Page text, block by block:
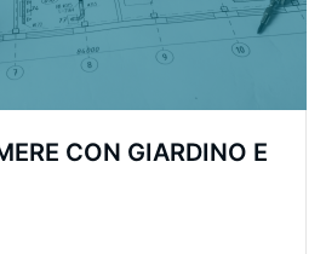
CON GIARDINO E